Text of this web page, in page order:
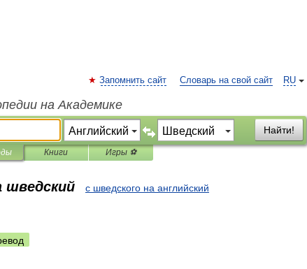
RU
Запомнить сайт Словарь на свой сайт
на Академике
Найти!
Книги Игры ⚽
шведский с шведского на английский